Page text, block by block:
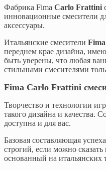
Фабрика Fima Carlo Frattini
инновационные смесители
аксессуары.
Итальянские смесители
переднем крае дизайна,
быть уверены, что любая
стильными смесителями
Fima Carlo Frattini
Творчество и технологии
такого дизайна и качества.
доступна и для вас.
Базовая составляющая успеха
строгий, если можно
основанный на итальянских